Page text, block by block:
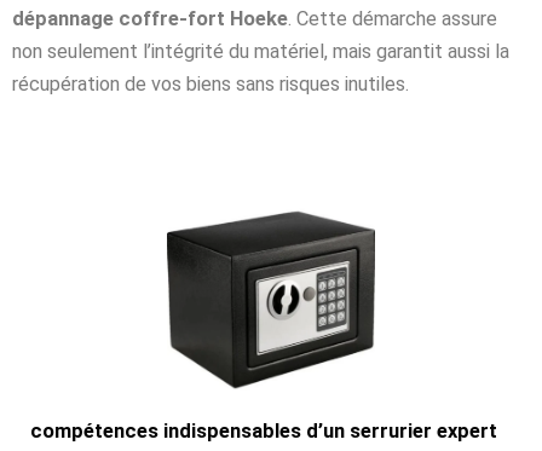
dépannage coffre-fort Hoeke. Cette démarche assure
non seulement l’intégrité du matériel, mais garantit aussi la
récupération de vos biens sans risques inutiles.
compétences indispensables d’un serrurier expert